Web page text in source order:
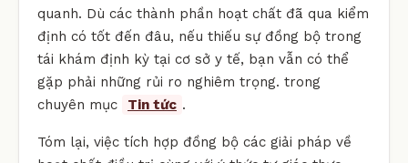
quanh. Dù các thành phần hoạt chất đã qua kiểm
định có tốt đến đâu, nếu thiếu sự đồng bộ trong
tái khám định kỳ tại cơ sở y tế, bạn vẫn có thể
gặp phải những rủi ro nghiêm trọng. trong
chuyên mục
Tin tức .
Tóm lại, việc tích hợp đồng bộ các giải pháp về